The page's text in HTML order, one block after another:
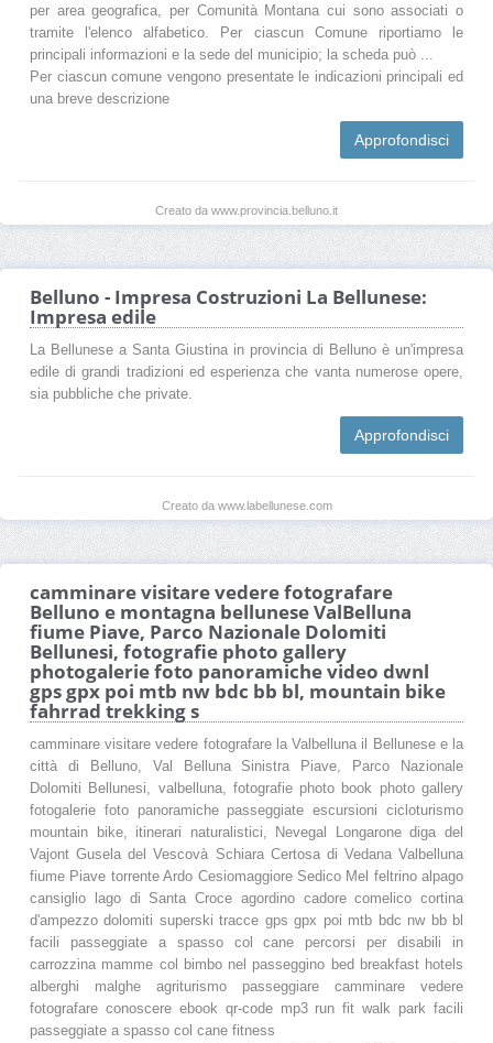
per area geografica, per Comunità Montana cui sono associati o
tramite l'elenco alfabetico. Per ciascun Comune riportiamo le
principali informazioni e la sede del municipio; la scheda può ...
Per ciascun comune vengono presentate le indicazioni principali ed
una breve descrizione
Approfondisci
Creato da www.provincia.belluno.it
Belluno - Impresa Costruzioni La Bellunese:
Impresa edile
La Bellunese a Santa Giustina in provincia di Belluno è un'impresa
edile di grandi tradizioni ed esperienza che vanta numerose opere,
sia pubbliche che private.
Approfondisci
Creato da www.labellunese.com
camminare visitare vedere fotografare
Belluno e montagna bellunese ValBelluna
fiume Piave, Parco Nazionale Dolomiti
Bellunesi, fotografie photo gallery
photogalerie foto panoramiche video dwnl
gps gpx poi mtb nw bdc bb bl, mountain bike
fahrrad trekking s
camminare visitare vedere fotografare la Valbelluna il Bellunese e la
città di Belluno, Val Belluna Sinistra Piave, Parco Nazionale
Dolomiti Bellunesi, valbelluna, fotografie photo book photo gallery
fotogalerie foto panoramiche passeggiate escursioni cicloturismo
mountain bike, itinerari naturalistici, Nevegal Longarone diga del
Vajont Gusela del Vescovà Schiara Certosa di Vedana Valbelluna
fiume Piave torrente Ardo Cesiomaggiore Sedico Mel feltrino alpago
cansiglio lago di Santa Croce agordino cadore comelico cortina
d'ampezzo dolomiti superski tracce gps gpx poi mtb bdc nw bb bl
facili passeggiate a spasso col cane percorsi per disabili in
carrozzina mamme col bimbo nel passeggino bed breakfast hotels
alberghi malghe agriturismo passeggiare camminare vedere
fotografare conoscere ebook qr-code mp3 run fit walk park facili
passeggiate a spasso col cane fitness